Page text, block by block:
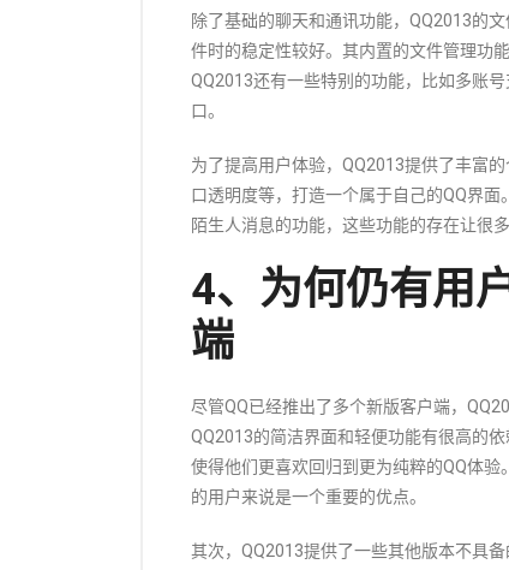
除了基础的聊天和通讯功能，QQ2013的
件时的稳定性较好。其内置的文件管理功
QQ2013还有一些特别的功能，比如多账
口。
为了提高用户体验，QQ2013提供了丰富
口透明度等，打造一个属于自己的QQ界
陌生人消息的功能，这些功能的存在让很
4、为何仍有用
端
尽管QQ已经推出了多个新版客户端，
QQ2013的简洁界面和轻便功能有很高的
使得他们更喜欢回归到更为纯粹的QQ体
的用户来说是一个重要的优点。
其次，QQ2013提供了一些其他版本不具